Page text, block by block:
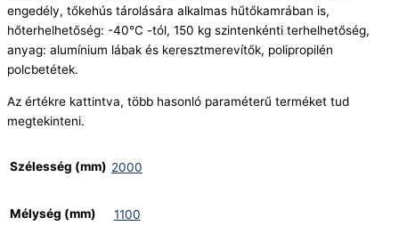
engedély, tőkehús tárolására alkalmas hűtőkamrában is,
hőterhelhetőség: -40°C -tól, 150 kg szintenkénti terhelhetőség,
anyag: alumínium lábak és keresztmerevítők, polipropilén
polcbetétek.
Az értékre kattintva, több hasonló paraméterű terméket tud
megtekinteni.
Szélesség (mm) 2000
Mélység (mm) 1100